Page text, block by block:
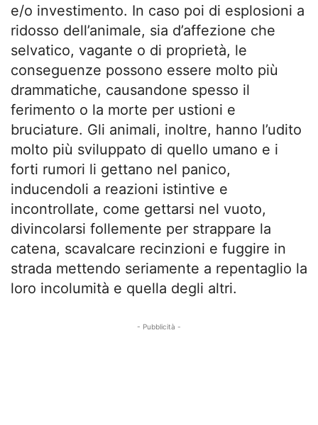
e/o investimento. In caso poi di esplosioni a
ridosso dell’animale, sia d’affezione che
selvatico, vagante o di proprietà, le
conseguenze possono essere molto più
drammatiche, causandone spesso il
ferimento o la morte per ustioni e
bruciature. Gli animali, inoltre, hanno l’udito
molto più sviluppato di quello umano e i
forti rumori li gettano nel panico,
inducendoli a reazioni istintive e
incontrollate, come gettarsi nel vuoto,
divincolarsi follemente per strappare la
catena, scavalcare recinzioni e fuggire in
strada mettendo seriamente a repentaglio la
loro incolumità e quella degli altri.
- Pubblicità -